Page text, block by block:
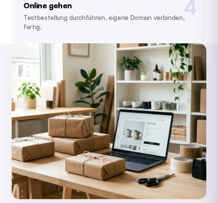
Online gehen
Testbestellung durchführen, eigene Domain verbinden,
fertig.